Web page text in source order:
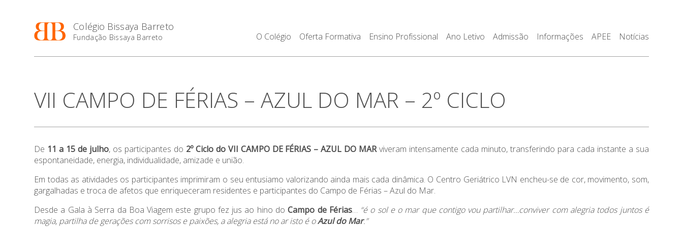
Colégio Bissaya Barreto
Fundação Bissaya Barreto O Colégio Oferta Formativa Ensino Profissional Ano Letivo Admissão Informações APEE Notícias
VII CAMPO DE FÉRIAS – AZUL DO MAR – 2º CICLO
De 11 a 15 de julho, os participantes do 2º Ciclo do VII CAMPO DE FÉRIAS – AZUL DO MARviveram intensamente cada minuto, transferindo para cada instante a sua
espontaneidade, energia, individualidade, amizade e união.
Em todas as atividades os participantes imprimiram o seu entusiamo valorizando ainda mais cada dinâmica. O Centro Geriátrico LVN encheu-se de cor, movimento, som,
gargalhadas e troca de afetos que enriqueceram residentes e participantes do Campo de Férias – Azul do Mar.
Desde a Gala à Serra da Boa Viagem este grupo fez jus ao hino doCampo de Férias… “é o sol e o mar que contigo vou partilhar…conviver com alegria todos juntos é
magia, partilha de gerações com sorrisos e paixões, a alegria está no ar isto é oAzul do Mar.”